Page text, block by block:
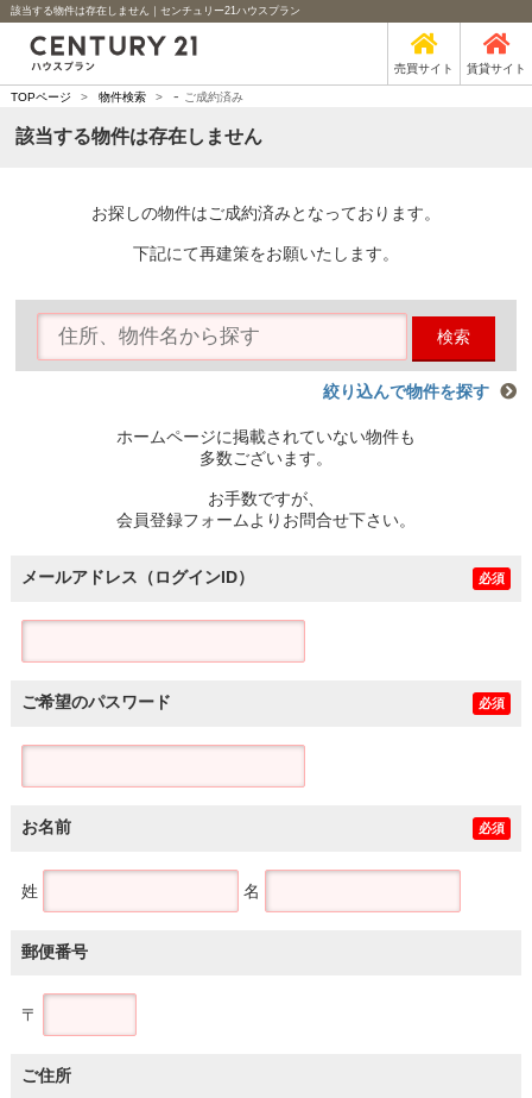
該当する物件は存在しません｜センチュリー21ハウスプラン
売買サイト 賃貸サイト
TOPページ > 物件検索 > - ご成約済み
該当する物件は存在しません
お探しの物件はご成約済みとなっております。
下記にて再建策をお願いたします。
検索
絞り込んで物件を探す
ホームページに掲載されていない物件も
多数ございます。
お手数ですが、
会員登録フォームよりお問合せ下さい。
メールアドレス（ログインID） 必須
ご希望のパスワード 必須
お名前 必須
姓 名
郵便番号
〒
ご住所